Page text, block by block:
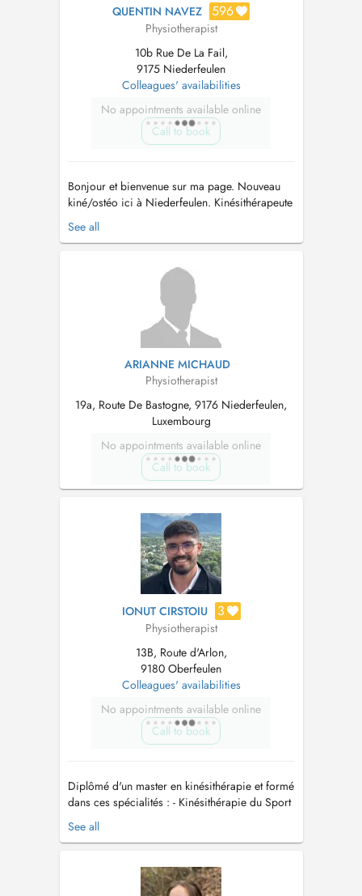
QUENTIN NAVEZ 596
Physiotherapist
10b Rue De La Fail,
9175 Niederfeulen
Colleagues' availabilities
No appointments available online
Call to book
Bonjour et bienvenue sur ma page. Nouveau
kiné/ostéo ici à Niederfeulen. Kinésithérapeute
de formation, j'ai obtenu mon Master en
kinésithérapie en 2013 à Liège (Haute école
obtenu le titre d'ostéopathe D.O en 2021 à
l'International Academy of...
See all
ARIANNE MICHAUD
Physiotherapist
19a, Route De Bastogne, 9176 Niederfeulen,
Luxembourg
No appointments available online
Call to book
IONUT CIRSTOIU 3
Physiotherapist
13B, Route d'Arlon,
9180 Oberfeulen
Colleagues' availabilities
No appointments available online
Call to book
Diplômé d'un master en kinésithérapie et formé
dans ces spécialités : - Kinésithérapie du Sport
et Thérapeute Manuel -> Réathlétisation / Post-
opératoire / Rééducation sportive -> Thérapie
vertébrale, épaule, coude, poignet. -
Kinésithérapie ve...
See all